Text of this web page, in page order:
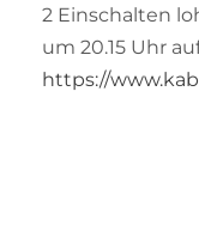
2 Einschalten
um 20.15 Uhr
https://